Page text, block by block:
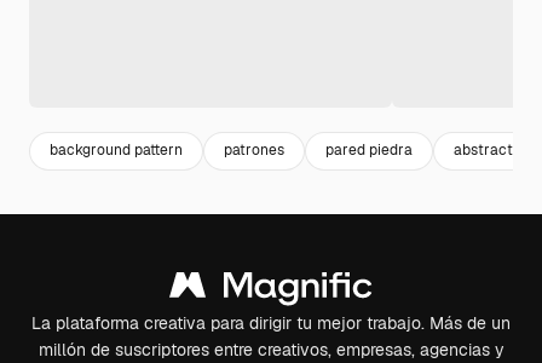
background pattern patrones pared piedra abstract
La plataforma creativa para dirigir tu mejor trabajo. Más de un
millón de suscriptores entre creativos, empresas, agencias y